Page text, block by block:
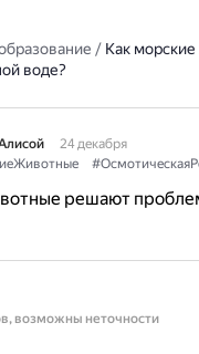
/ Как
воде?
24 декабря
решают
возможны неточности